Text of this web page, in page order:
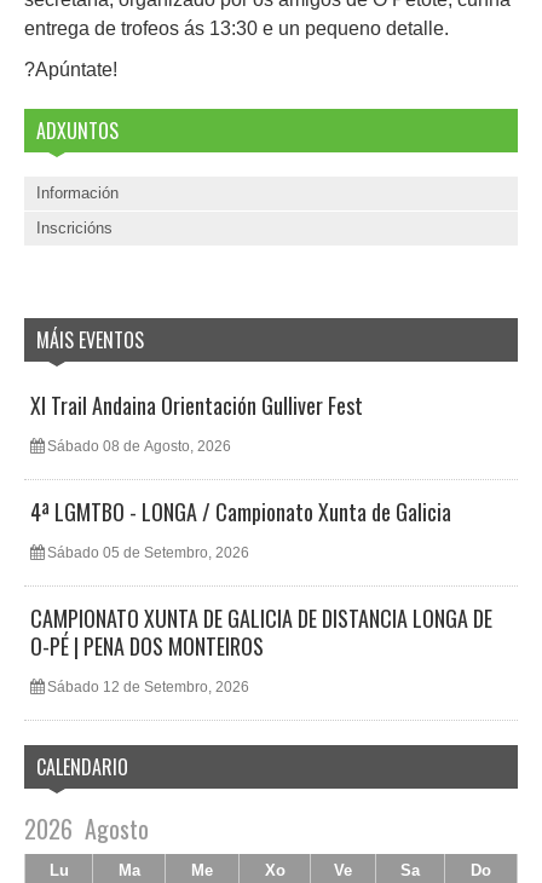
entrega de trofeos ás 13:30 e un pequeno detalle.
?Apúntate!
ADXUNTOS
Información
Inscricións
MÁIS EVENTOS
XI Trail Andaina Orientación Gulliver Fest
Sábado 08 de Agosto, 2026
4ª LGMTBO - LONGA / Campionato Xunta de Galicia
Sábado 05 de Setembro, 2026
CAMPIONATO XUNTA DE GALICIA DE DISTANCIA LONGA DE
O-PÉ | PENA DOS MONTEIROS
Sábado 12 de Setembro, 2026
CALENDARIO
2026 Agosto
Lu Ma Me Xo Ve Sa Do